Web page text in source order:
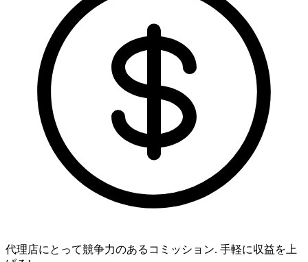
代理店にとって競争力のあるコミッション. 手軽に収益を上